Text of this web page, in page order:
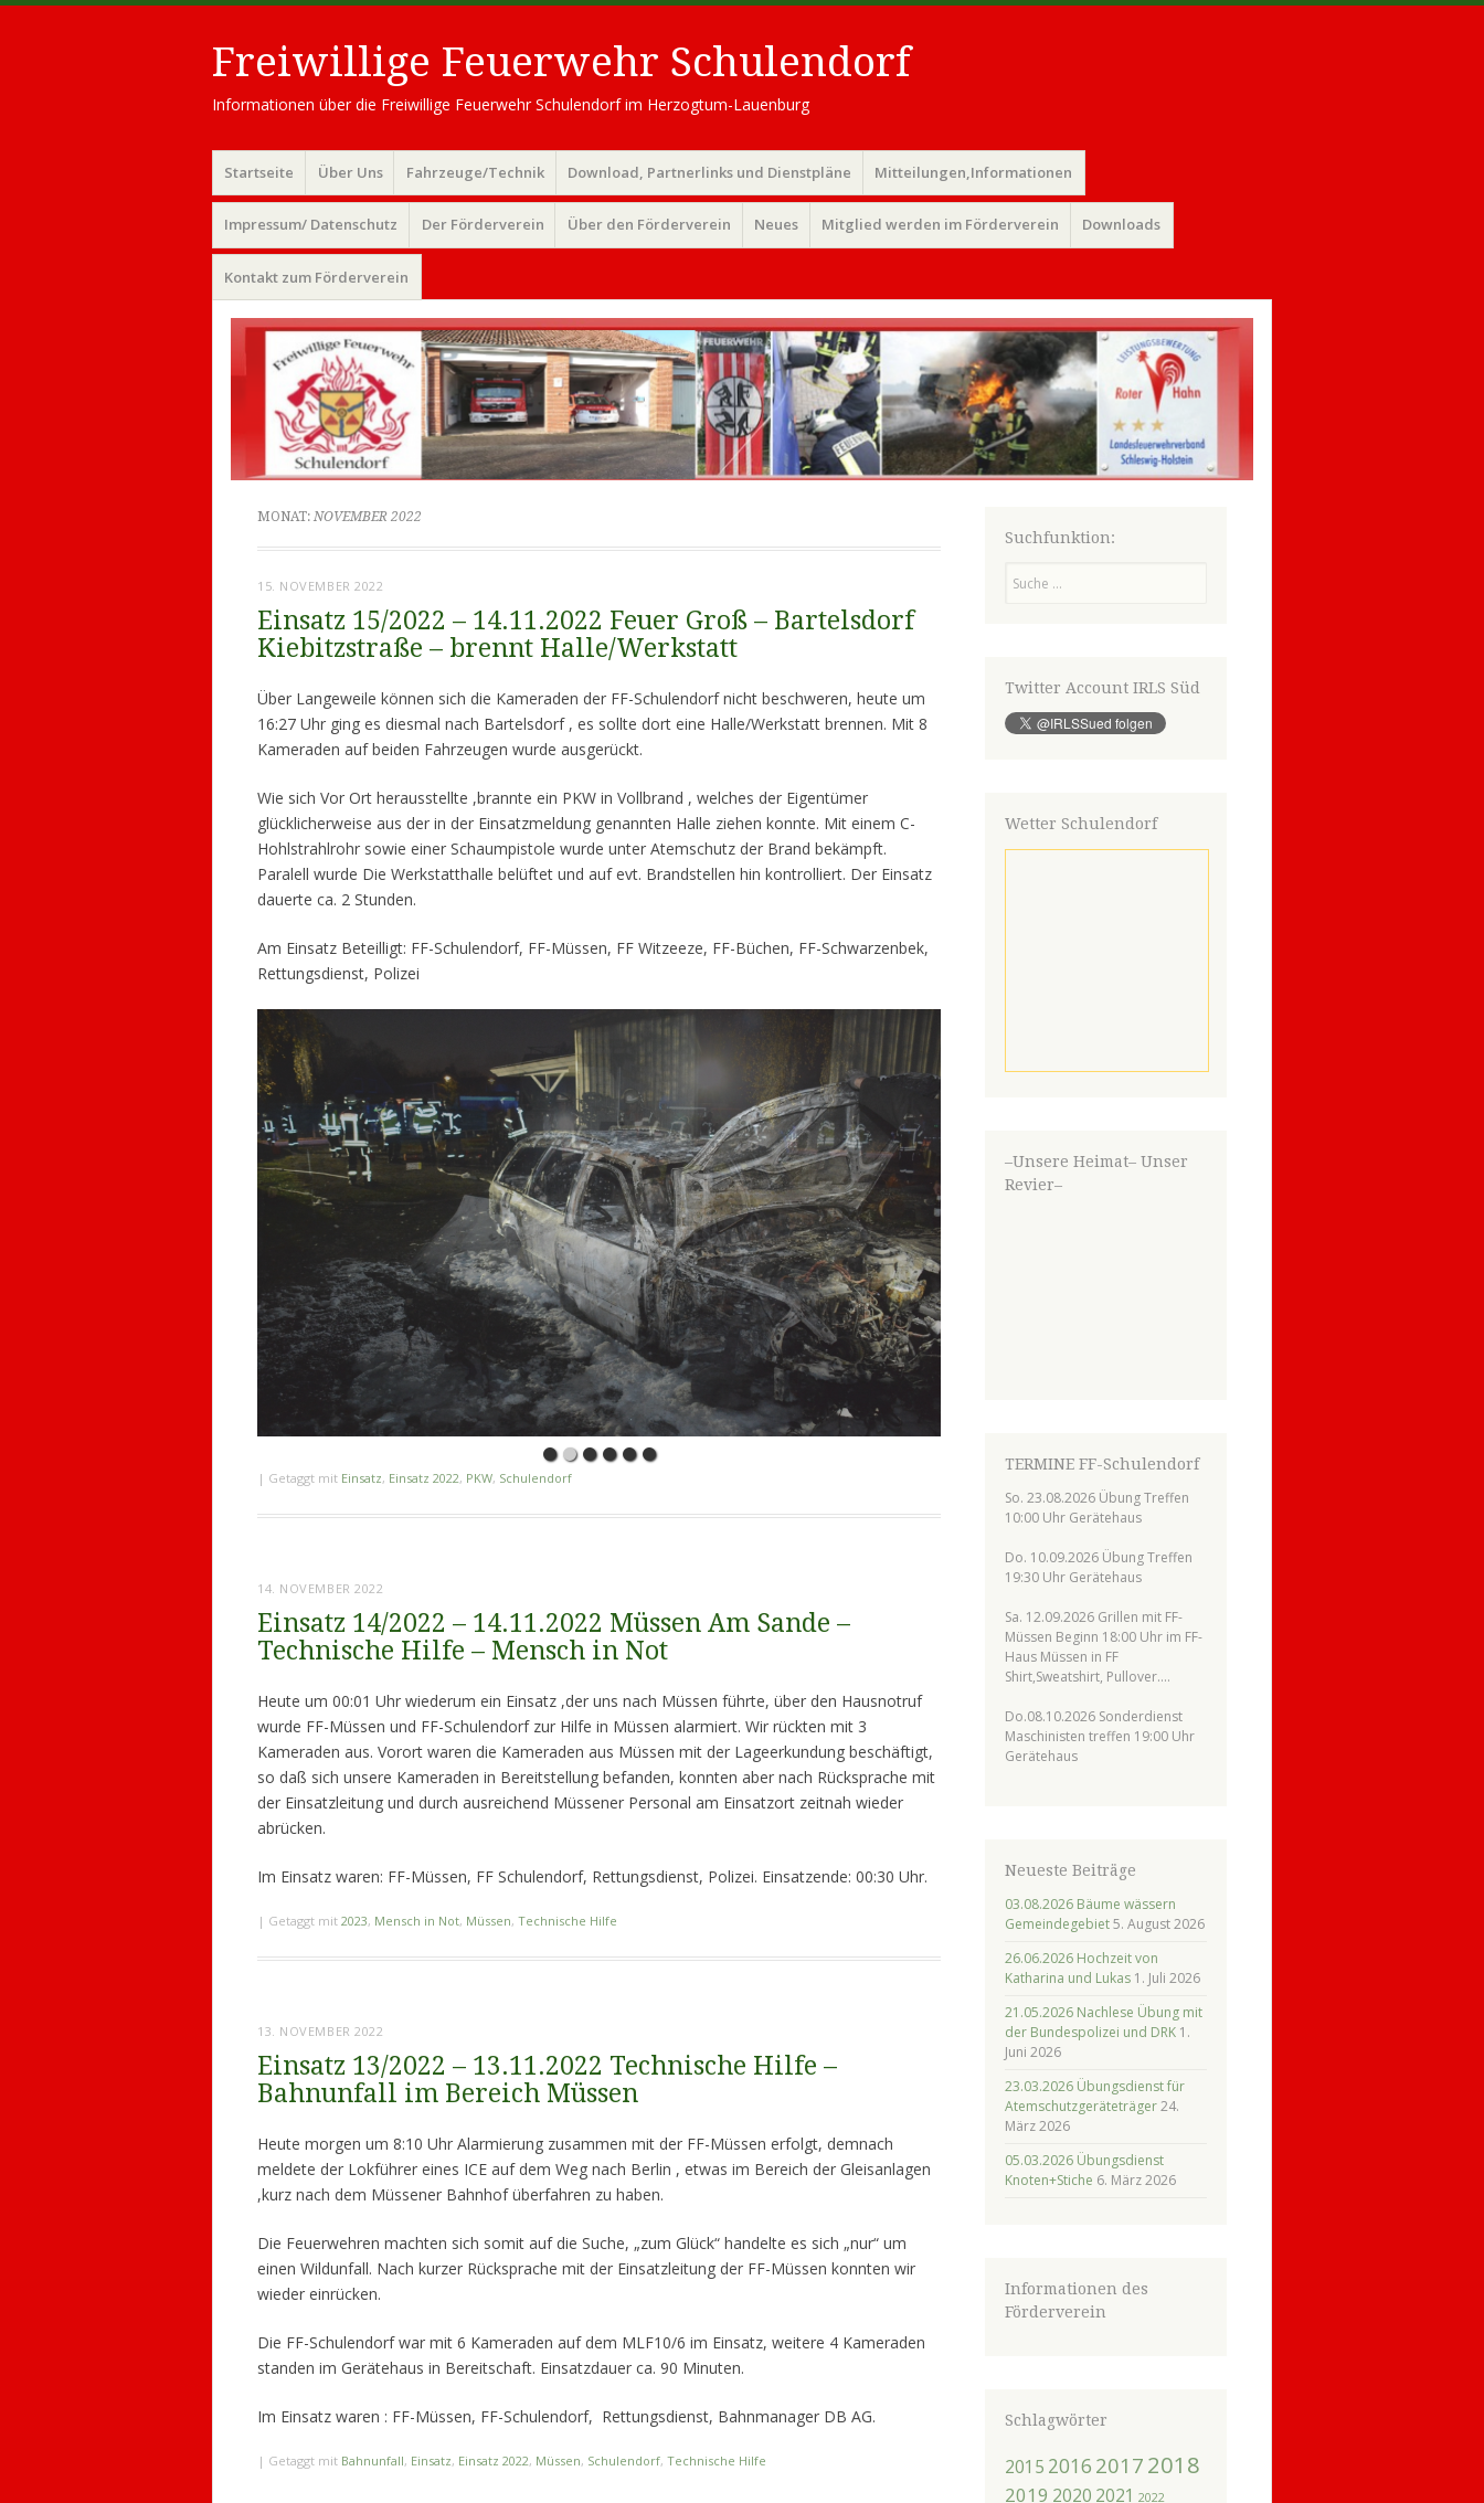
Freiwillige Feuerwehr Schulendorf
Informationen über die Freiwillige Feuerwehr Schulendorf im Herzogtum-Lauenburg
Menü
Zum
Inhalt
springen
Startseite Über Uns Fahrzeuge/Technik Download, Partnerlinks und Dienstpläne Mitteilungen,Informationen
Impressum/ Datenschutz Der Förderverein Über den Förderverein Neues Mitglied werden im Förderverein Downloads
Kontakt zum Förderverein
MONAT: NOVEMBER 2022
15. NOVEMBER 2022
Einsatz 15/2022 – 14.11.2022 Feuer Groß – Bartelsdorf
Kiebitzstraße – brennt Halle/Werkstatt
Über Langeweile können sich die Kameraden der FF-Schulendorf nicht beschweren, heute um
16:27 Uhr ging es diesmal nach Bartelsdorf , es sollte dort eine Halle/Werkstatt brennen. Mit 8
Kameraden auf beiden Fahrzeugen wurde ausgerückt.
Wie sich Vor Ort herausstellte ,brannte ein PKW in Vollbrand , welches der Eigentümer
glücklicherweise aus der in der Einsatzmeldung genannten Halle ziehen konnte. Mit einem C-
Hohlstrahlrohr sowie einer Schaumpistole wurde unter Atemschutz der Brand bekämpft.
Paralell wurde Die Werkstatthalle belüftet und auf evt. Brandstellen hin kontrolliert. Der Einsatz
dauerte ca. 2 Stunden.
Am Einsatz Beteilligt: FF-Schulendorf, FF-Müssen, FF Witzeeze, FF-Büchen, FF-Schwarzenbek,
Rettungsdienst, Polizei
| Getaggt mit Einsatz, Einsatz 2022, PKW, Schulendorf
14. NOVEMBER 2022
Einsatz 14/2022 – 14.11.2022 Müssen Am Sande –
Technische Hilfe – Mensch in Not
Heute um 00:01 Uhr wiederum ein Einsatz ,der uns nach Müssen führte, über den Hausnotruf
wurde FF-Müssen und FF-Schulendorf zur Hilfe in Müssen alarmiert. Wir rückten mit 3
Kameraden aus. Vorort waren die Kameraden aus Müssen mit der Lageerkundung beschäftigt,
so daß sich unsere Kameraden in Bereitstellung befanden, konnten aber nach Rücksprache mit
der Einsatzleitung und durch ausreichend Müssener Personal am Einsatzort zeitnah wieder
abrücken.
Im Einsatz waren: FF-Müssen, FF Schulendorf, Rettungsdienst, Polizei. Einsatzende: 00:30 Uhr.
| Getaggt mit 2023, Mensch in Not, Müssen, Technische Hilfe
13. NOVEMBER 2022
Einsatz 13/2022 – 13.11.2022 Technische Hilfe –
Bahnunfall im Bereich Müssen
Heute morgen um 8:10 Uhr Alarmierung zusammen mit der FF-Müssen erfolgt, demnach
meldete der Lokführer eines ICE auf dem Weg nach Berlin , etwas im Bereich der Gleisanlagen
,kurz nach dem Müssener Bahnhof überfahren zu haben.
Die Feuerwehren machten sich somit auf die Suche, „zum Glück“ handelte es sich „nur“ um
einen Wildunfall. Nach kurzer Rücksprache mit der Einsatzleitung der FF-Müssen konnten wir
wieder einrücken.
Die FF-Schulendorf war mit 6 Kameraden auf dem MLF10/6 im Einsatz, weitere 4 Kameraden
standen im Gerätehaus in Bereitschaft. Einsatzdauer ca. 90 Minuten.
Im Einsatz waren : FF-Müssen, FF-Schulendorf, Rettungsdienst, Bahnmanager DB AG.
| Getaggt mit Bahnunfall, Einsatz, Einsatz 2022, Müssen, Schulendorf, Technische Hilfe
Suchfunktion:
Twitter Account IRLS Süd
Wetter Schulendorf
–Unsere Heimat– Unser
Revier–
TERMINE FF-Schulendorf
So. 23.08.2026 Übung Treffen
10:00 Uhr Gerätehaus
Do. 10.09.2026 Übung Treffen
19:30 Uhr Gerätehaus
Sa. 12.09.2026 Grillen mit FF-
Müssen Beginn 18:00 Uhr im FF-
Haus Müssen in FF
Shirt,Sweatshirt, Pullover….
Do.08.10.2026 Sonderdienst
Maschinisten treffen 19:00 Uhr
Gerätehaus
Neueste Beiträge
03.08.2026 Bäume wässern
Gemeindegebiet 5. August 2026
26.06.2026 Hochzeit von
Katharina und Lukas 1. Juli 2026
21.05.2026 Nachlese Übung mit
der Bundespolizei und DRK 1.
Juni 2026
23.03.2026 Übungsdienst für
Atemschutzgeräteträger 24.
März 2026
05.03.2026 Übungsdienst
Knoten+Stiche 6. März 2026
Informationen des
Förderverein
Schlagwörter
2015 2016 2017 2018
2019 2020 2021 2022